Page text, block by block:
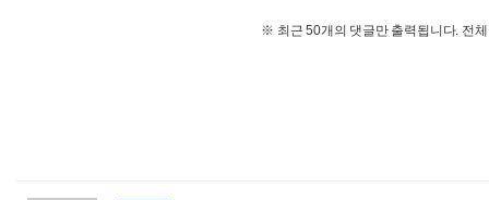
※ 최근 50개의 댓글만 출력됩니다. 전